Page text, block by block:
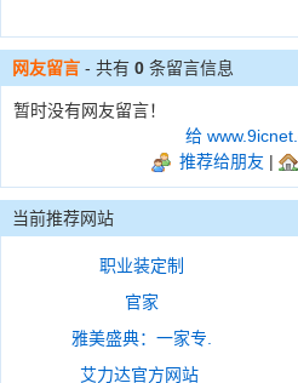
网友留言 - 共有 0 条留言信息
暂时没有网友留言！
给
推荐给朋友 |
当前推荐网站
职业装定制
官家
雅美盛典：一家专.
艾力达官方网站